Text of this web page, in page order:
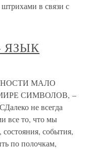
в связи с
ЯЗЫК
МАЛО
СИМВОЛОВ, –
не всегда
все то, что мы
события,
по полочкам,